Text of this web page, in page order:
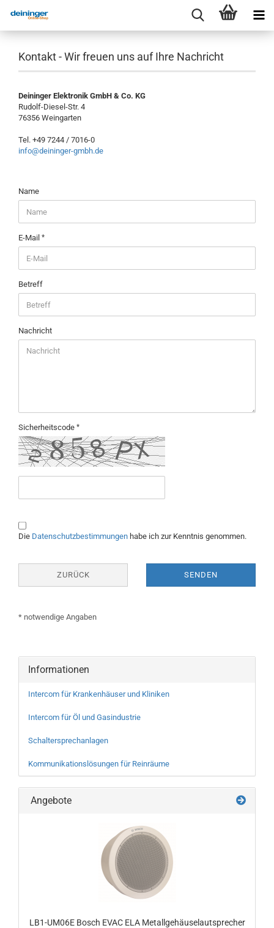
Kontakt - Wir freuen uns auf Ihre Nachricht
Deininger Elektronik GmbH & Co. KG
Rudolf-Diesel-Str. 4
76356 Weingarten
Tel. +49 7244 / 7016-0
info@deininger-gmbh.de
KONTAKT
-
WIR
FREUEN
UNS
AUF
IHRE
NACHRICHT
Name
E-Mail
Betreff
Nachricht
Sicherheitscode
DATENSCHUTZBESTIMMUNGEN
Die Datenschutzbestimmungen habe ich zur Kenntnis genommen.
ZURÜCK SENDEN
* notwendige Angaben
Informationen
Intercom für Krankenhäuser und Kliniken
Intercom für Öl und Gasindustrie
Schaltersprechanlagen
Kommunikationslösungen für Reinräume
Angebote
LB1-UM06E Bosch EVAC ELA Metallgehäuselautsprecher